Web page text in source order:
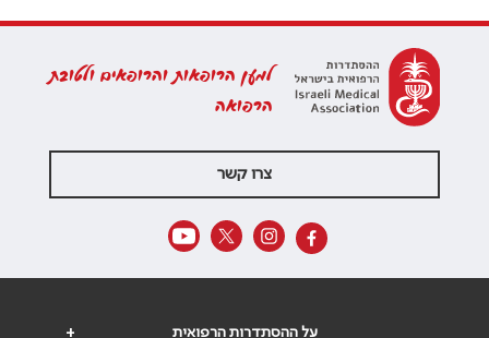
למען הרופאות והרופאים ולטובת
הרפואה
צרו קשר
+ על ההסתדרות הרפואית